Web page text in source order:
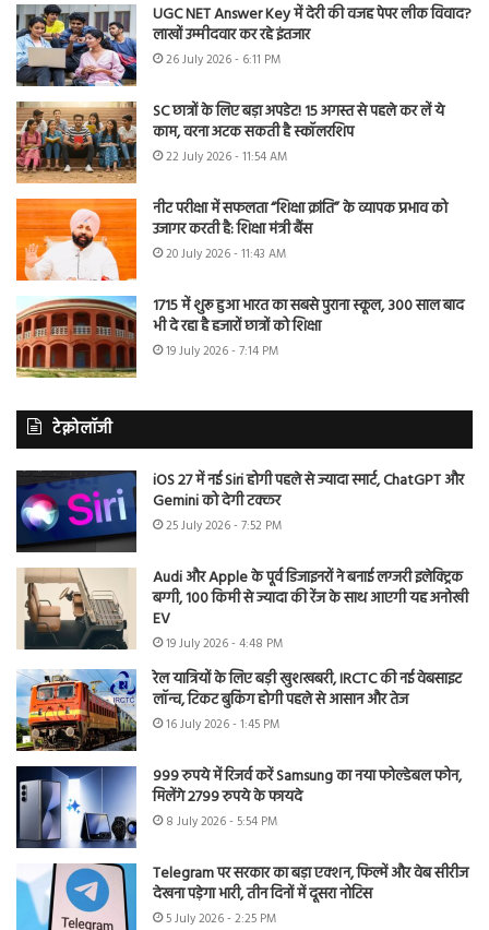
UGC NET Answer Key में देरी की वजह पेपर लीक विवाद?
लाखों उम्मीदवार कर रहे इंतजार
26 July 2026 - 6:11 PM
SC छात्रों के लिए बड़ा अपडेट! 15 अगस्त से पहले कर लें ये
काम, वरना अटक सकती है स्कॉलरशिप
22 July 2026 - 11:54 AM
नीट परीक्षा में सफलता “शिक्षा क्रांति” के व्यापक प्रभाव को
उजागर करती है: शिक्षा मंत्री बैंस
20 July 2026 - 11:43 AM
1715 में शुरू हुआ भारत का सबसे पुराना स्कूल, 300 साल बाद
भी दे रहा है हजारों छात्रों को शिक्षा
19 July 2026 - 7:14 PM
टेक्नोलॉजी
iOS 27 में नई Siri होगी पहले से ज्यादा स्मार्ट, ChatGPT और
Gemini को देगी टक्कर
25 July 2026 - 7:52 PM
Audi और Apple के पूर्व डिजाइनरों ने बनाई लग्जरी इलेक्ट्रिक
बग्गी, 100 किमी से ज्यादा की रेंज के साथ आएगी यह अनोखी
EV
19 July 2026 - 4:48 PM
रेल यात्रियों के लिए बड़ी खुशखबरी, IRCTC की नई वेबसाइट
लॉन्च, टिकट बुकिंग होगी पहले से आसान और तेज
16 July 2026 - 1:45 PM
999 रुपये में रिजर्व करें Samsung का नया फोल्डेबल फोन,
मिलेंगे 2799 रुपये के फायदे
8 July 2026 - 5:54 PM
Telegram पर सरकार का बड़ा एक्शन, फिल्में और वेब सीरीज
देखना पड़ेगा भारी, तीन दिनों में दूसरा नोटिस
5 July 2026 - 2:25 PM